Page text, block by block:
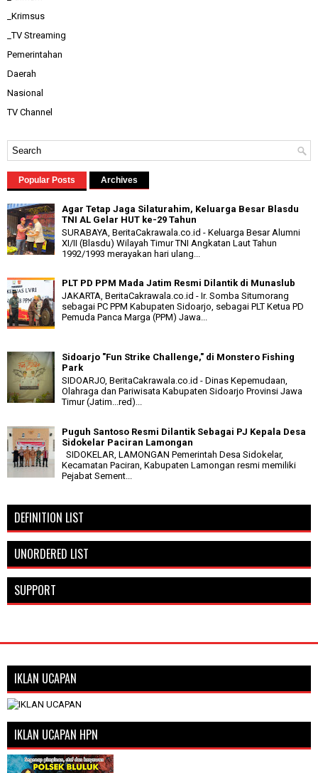
_Krimsus
_TV Streaming
Pemerintahan
Daerah
Nasional
TV Channel
Popular Posts Archives
Agar Tetap Jaga Silaturahim, Keluarga Besar Blasdu
TNI AL Gelar HUT ke-29 Tahun
SURABAYA, BeritaCakrawala.co.id - Keluarga Besar Alumni
XI/II (Blasdu) Wilayah Timur TNI Angkatan Laut Tahun
1992/1993 merayakan hari ulang...
PLT PD PPM Mada Jatim Resmi Dilantik di Munaslub
JAKARTA, BeritaCakrawala.co.id - Ir. Somba Situmorang
sebagai PC PPM Kabupaten Sidoarjo, sebagai PLT Ketua PD
Pemuda Panca Marga (PPM) Jawa...
Sidoarjo "Fun Strike Challenge," di Monstero Fishing
Park
SIDOARJO, BeritaCakrawala.co.id - Dinas Kepemudaan,
Olahraga dan Pariwisata Kabupaten Sidoarjo Provinsi Jawa
Timur (Jatim...red)...
Puguh Santoso Resmi Dilantik Sebagai PJ Kepala Desa
Sidokelar Paciran Lamongan
SIDOKELAR, LAMONGAN Pemerintah Desa Sidokelar,
Kecamatan Paciran, Kabupaten Lamongan resmi memiliki
Pejabat Sement...
DEFINITION LIST
UNORDERED LIST
SUPPORT
IKLAN UCAPAN
IKLAN UCAPAN HPN